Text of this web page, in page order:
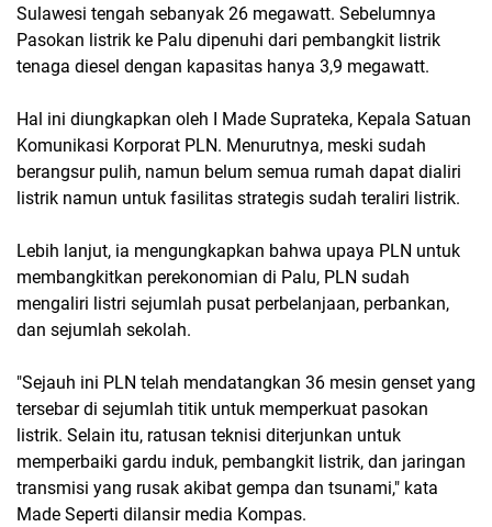
Sulawesi tengah sebanyak 26 megawatt. Sebelumnya
Pasokan listrik ke Palu dipenuhi dari pembangkit listrik
tenaga diesel dengan kapasitas hanya 3,9 megawatt.
Hal ini diungkapkan oleh I Made Suprateka, Kepala Satuan
Komunikasi Korporat PLN. Menurutnya, meski sudah
berangsur pulih, namun belum semua rumah dapat dialiri
listrik namun untuk fasilitas strategis sudah teraliri listrik.
Lebih lanjut, ia mengungkapkan bahwa upaya PLN untuk
membangkitkan perekonomian di Palu, PLN sudah
mengaliri listri sejumlah pusat perbelanjaan, perbankan,
dan sejumlah sekolah.
"Sejauh ini PLN telah mendatangkan 36 mesin genset yang
tersebar di sejumlah titik untuk memperkuat pasokan
listrik. Selain itu, ratusan teknisi diterjunkan untuk
memperbaiki gardu induk, pembangkit listrik, dan jaringan
transmisi yang rusak akibat gempa dan tsunami," kata
Made Seperti dilansir media Kompas.